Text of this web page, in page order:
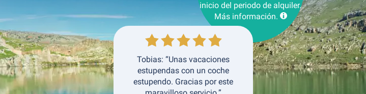
Devolución
inicio del periodo de alquiler.
Más información.
Tobias: “Unas vacaciones
estupendas con un coche
estupendo. Gracias por este